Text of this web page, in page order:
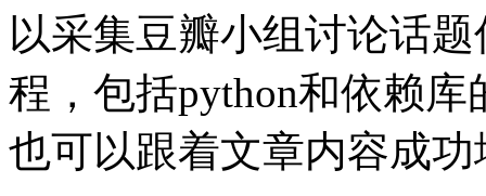
以采集豆瓣小组讨论话
程，包括python和依赖
也可以跟着文章内容成